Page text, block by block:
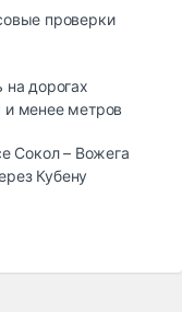
проверки
дорогах
и менее метров
Сокол – Вожега
Кубену